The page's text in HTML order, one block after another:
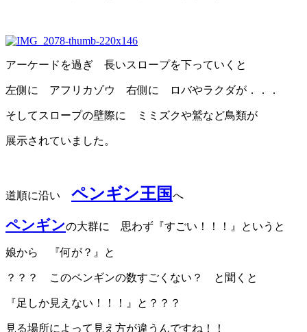
アーケードを過ぎ 長いスロープを下っていくと
左側に アフリカゾウ 右側に ロバやラクダが．．．
そしてスロープの壁際に ミミズクや鷲など鳥類が
展示されていました。
道順に沿い ペンギン王国 へ
ペンギンの大群に 思わず『すごい！！！』というと
娘から 『何が？』と
？？？ このペンギンの数すごくない？ と聞くと
『足しか見えない！！！』と？？？
見る場所によって見え方が違うんですね！！